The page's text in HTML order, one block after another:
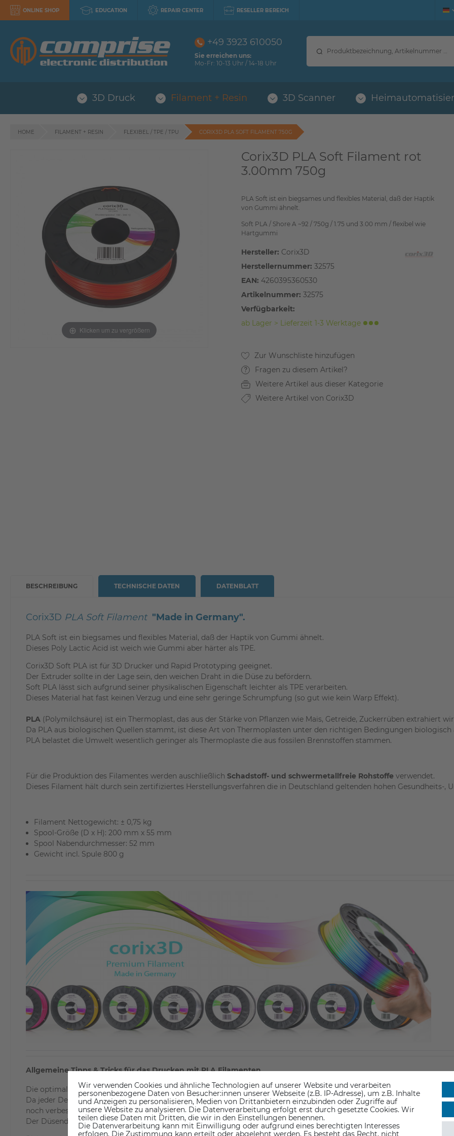
ONLINE SHOP EDUCATION REPAIR CENTER RESELLER BEREICH
+49 3923 610050
Sie erreichen uns:
Mo-Fr: 10-13 Uhr / 14-18 Uhr
3D Druck Filament + Resin 3D Scanner
HOME FILAMENT + RESIN FLEXIBEL / TPE / TPU CORIX3D PLA SOFT FILAMENT 750G
Klicken um zu vergrößern
Corix3D PLA Soft Filament rot
3.00mm 750g
PLA Soft ist ein biegsames und flexibles Material, daß der Haptik
von Gummi ähnelt.
Soft PLA / Shore A ~92 / 750g / 1.75 und 3.00 mm / flexibel wie
Hartgummi
Hersteller: Corix3D
Herstellernummer: 32575
EAN:4260395360530
Artikelnummer: 32575
Verfügbarkeit:
ab Lager > Lieferzeit 1-3 Werktage
Fragen zu diesem Artikel?
Weitere Artikel aus dieser Kategorie
Weitere Artikel von Corix3D
BESCHREIBUNG
Corix3D PLA Soft Filament "Made in Germany".
PLA Soft ist ein biegsames und flexibles Material, daß der Haptik von Gummi ähnelt.
Dieses Poly Lactic Acid ist weich wie Gummi aber härter als TPE.
Corix3D Soft PLA ist für 3D Drucker und Rapid Prototyping geeignet.
Der Extruder sollte in der Lage sein, den weichen Draht in die Düse zu befördern.
Soft PLA lässt sich aufgrund seiner physikalischen Eigenschaft leichter als TPE verarbeiten.
Dieses Material hat fast keinen Verzug und eine sehr geringe Schrumpfung (so gut wie kein Warp Effekt).
PLA (Polymilchsäure) ist ein Thermoplast, das aus der Stärke von Pflanzen wie Mais, Getreide, Zuckerrüben extrahiert
Da PLA aus biologischen Quellen stammt, ist diese Art von Thermoplasten unter den richtigen Bedingungen biologisch
PLA belastet die Umwelt wesentlich geringer als Thermoplaste die aus fossilen Brennstoffen stammen.
Für die Produktion des Filamentes werden auschließlich Schadstoff- und schwermetallfreie Rohstoffe verwendet.
Dieses Filament hält durch sein zertifiziertes Herstellungsverfahren die in Deutschland geltenden hohen Gesundheits-,
Filament Nettogewicht: ± 0,75 kg
Spool-Größe (D x H): 200 mm x 55 mm
Spool Nabendurchmesser: 52 mm
Gewicht incl. Spule 800 g
Allgemeine Tipps & Tricks für das Drucken mit PLA Filamenten
Die optimale Drucktemperatur für unser Corix3D PLA Filament beträgt ca. 205 ° C.
Da jeder Desktop 3D-Drucker seine eigenen einzigartigen Eigenschaften besitzt, können Sie durch individuelle
noch verbessern. Optimale Druckergebnisse sind von vielen Faktoren abhängig.
Der Düsendurchmesser, Ihre Druckgeschwindigkeit und die Schichthöhe beeinflussen die Qualität Ihrer Ausdrucke.
TECHNISCHE DATEN DATENBLATT
Wir verwenden Cookies und ähnliche Technologien auf unserer Website und verarbeiten
personenbezogene Daten von Besucher:innen unserer Webseite (z.B. IP-Adresse), um z.B. Inhalte
und Anzeigen zu personalisieren, Medien von Drittanbietern einzubinden oder Zugriffe auf
unsere Website zu analysieren. Die Datenverarbeitung erfolgt erst durch gesetzte Cookies. Wir
teilen diese Daten mit Dritten, die wir in den Einstellungen benennen.
Die Datenverarbeitung kann mit Einwilligung oder aufgrund eines berechtigten Interesses
erfolgen. Die Zustimmung kann erteilt oder abgelehnt werden. Es besteht das Recht, nicht